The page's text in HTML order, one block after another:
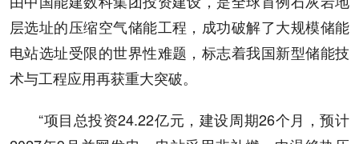
层选址的压缩空气储能工程，成功破解了大规模储能
电站选址受限的世界性难题，标志着我国新型储能技
术与工程应用再获重大突破。
“项目总投资24.22亿元，建设周期26个月，预计